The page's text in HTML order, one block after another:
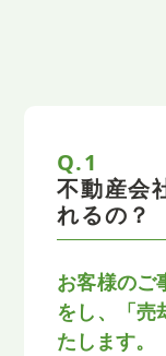
Q.1
不動産会
れるの？
お客様のご
をし、「売
たします。